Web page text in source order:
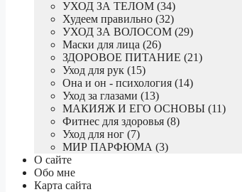
УХОД ЗА ТЕЛОМ (34)
Худеем правильно (32)
УХОД ЗА ВОЛОСОМ (29)
Маски для лица (26)
ЗДОРОВОЕ ПИТАНИЕ (21)
Уход для рук (15)
Она и он - психология (14)
Уход за глазами (13)
МАКИЯЖ И ЕГО ОСНОВЫ (11)
Фитнес для здоровья (8)
Уход для ног (7)
МИР ПАРФЮМА (3)
О сайте
Обо мне
Карта сайта